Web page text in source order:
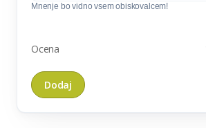
Mnenje bo vidno vsem obiskovalcem!
Ocena